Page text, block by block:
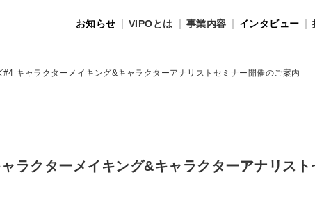
お知らせ VIPOとは
VIPOとは
事業内容
インタビュー
#4 キャラクターメイキング&キャラクターアナリストセミナー開催のご案内
ラクターメイキング&キャラクターアナリス